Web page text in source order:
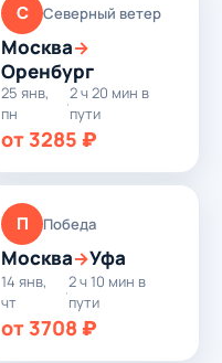
С Северный ветер
Москва→
Оренбург
25 янв,
пн
·
2 ч 20 мин в
пути
от 3285 ₽
П Победа
Москва→Уфа
14 янв,
чт
·
2 ч 10 мин в
пути
от 3708 ₽